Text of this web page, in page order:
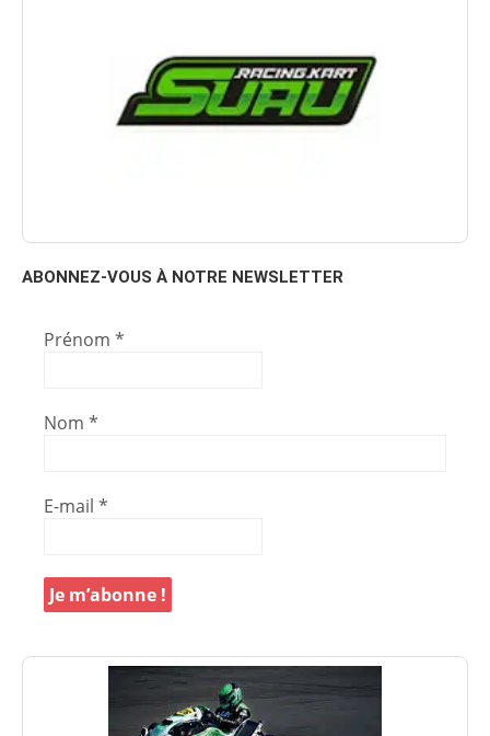
ABONNEZ-VOUS À NOTRE NEWSLETTER
Prénom *
Nom *
E-mail *